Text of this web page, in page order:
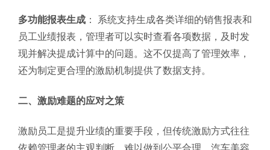
多功能报表生成 ： 系统支持生成各类详细的销售报表和
员工业绩报表，管理者可以实时查看各项数据，及时发
现并解决提成计算中的问题。这不仅提高了管理效率，
还为制定更合理的激励机制提供了数据支持。
二、激励难题的应对之策
激励员工是提升业绩的重要手段，但传统激励方式往往
依赖管理者的主观判断，难以做到公平合理。汽车美容